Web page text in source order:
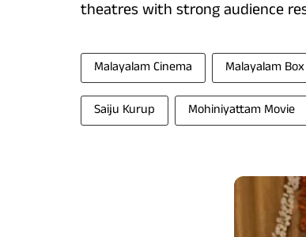
theatres with strong audience
Malayalam Cinema Malayalam
Saiju Kurup Mohiniyattam Movie